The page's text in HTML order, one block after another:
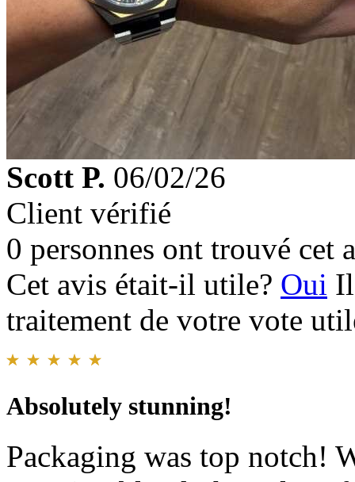
Scott P. 06/02/26
Client vérifié
0 personnes ont trouvé cet
Cet avis était-il utile? Oui
traitement de votre vote
Absolutely stunning!
Packaging was top notch!